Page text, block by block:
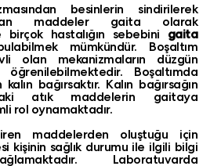
besinlerin sindirilerek
maddeler gaita olarak
hastalığın sebebini gaita
mümkündür. Boşaltım
olan mekanizmaların düzgün
Boşaltımda
bağırsaktır. Kalın bağırsağın
atık maddelerin gaitaya
rol oynamaktadır.
maddelerden oluştuğu için
kişinin sağlık durumu ile ilgili bilgi
Laboratuvarda